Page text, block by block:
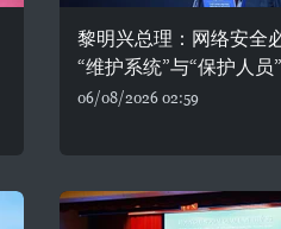
黎明兴总理：网络安全
“维护系统”与“保护人员
06/08/2026 02:59